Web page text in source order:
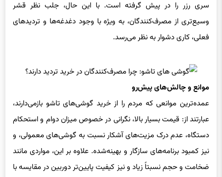
وسیع‌تری از مصرف‌کنندگان، به ویژه با وجود دغدغه‌ها و تردیدهای
فعلی، کاری دشوار به نظر می‌رسد.
موانع و چالش‌های پیش‌رو
عمده‌ترین موانعی که مردم را از خرید گوشی‌های تاشو بازمی‌دارند،
عبارتند از: قیمت بسیار بالا، نگرانی در خصوص میزان دوام و استحکام
دستگاه، عدم درک مزیت‌های آشکار نسبت به گوشی‌های معمولی، و
نیز کمبود برنامه‌های سازگار و بهینه‌شده. علاوه بر این، مواردی مانند
ضخامت و حجم نسبتاً زیاد و نیز کیفیت پایین‌تر دوربین در مقایسه با
گوشی‌های معمولی پرچم‌دار از دیگر نقاط ضعف ذکر شده هستند.